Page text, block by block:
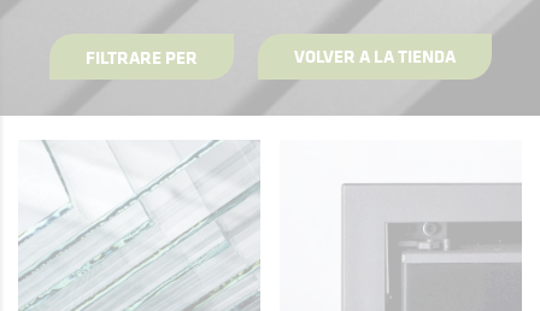
FILTRARE PER VOLVER A LA TIENDA